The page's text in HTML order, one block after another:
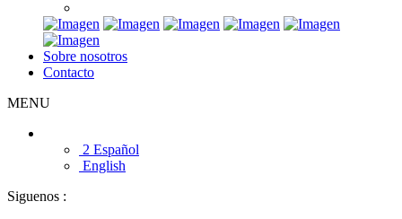
Sobre nosotros
Contacto
MENU
2 Español
English
Siguenos :